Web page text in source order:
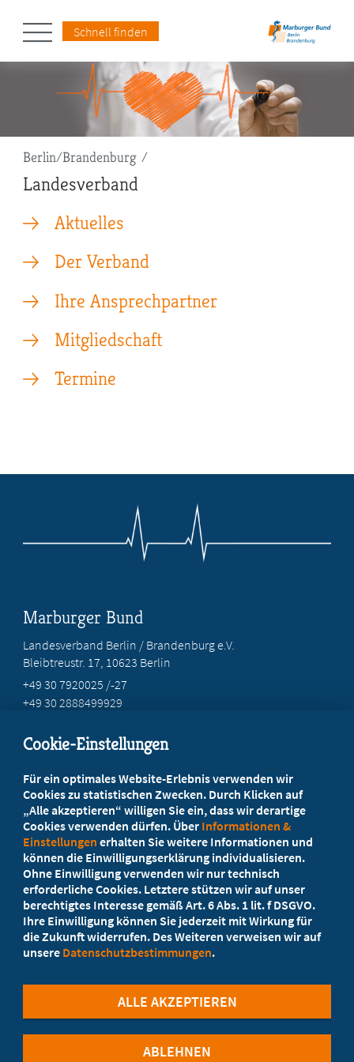
Schnell finden
Pfadnavigation
Berlin/Brandenburg
Landesverband
Aktuelles
Der Verband
Ihre Ansprechpartner
Mitgliedschaft
Termine
Marburger Bund
Landesverband Berlin / Brandenburg e.V.
Bleibtreustr. 17, 10623 Berlin
+49 30 7920025 /-27
+49 30 2888499929
Ihr Landesverband berät Sie!
Ansprechpartner
Werden Sie jetzt Mitglied
5 Vorteile einer MB-Mitgliedschaft
Cookie-Einstellungen
Für ein optimales Website-Erlebnis verwenden wir
Cookies zu statistischen Zwecken. Durch Klicken auf
„Alle akzeptieren“ willigen Sie ein, dass wir derartige
Cookies verwenden dürfen. Über Informationen &
Einstellungen erhalten Sie weitere Informationen und
können die Einwilligungserklärung individualisieren.
Ohne Einwilligung verwenden wir nur technisch
erforderliche Cookies. Letztere stützen wir auf unser
berechtigtes Interesse gemäß Art. 6 Abs. 1 lit. f DSGVO.
Ihre Einwilligung können Sie jederzeit mit Wirkung für
die Zukunft widerrufen. Des Weiteren verweisen wir auf
unsere Datenschutzbestimmungen.
ABLEHNEN
ALLE AKZEPTIEREN